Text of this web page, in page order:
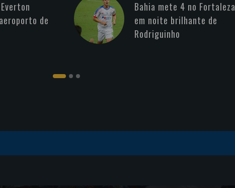
de
Bahia mete 4 no Fortaleza
em noite brilhante de
Rodriguinho